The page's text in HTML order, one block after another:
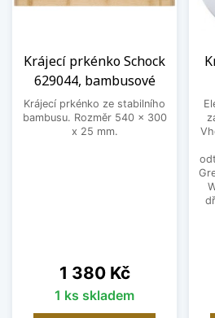
Krájecí prkénko Schock
629044, bambusové
Krájecí prkénko ze stabilního
bambusu. Rozměr 540 x 300
x 25 mm.
Cena
1 380 Kč
1 ks skladem